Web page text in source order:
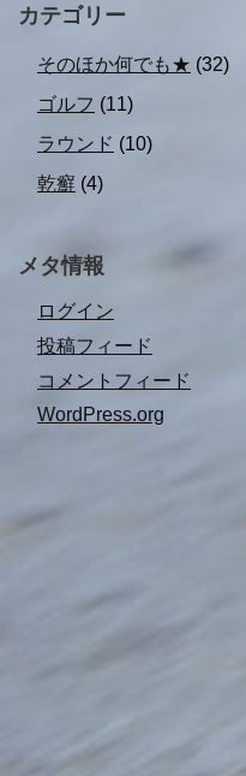
カテゴリー
そのほか何でも★ (32)
ゴルフ (11)
ラウンド (10)
乾癬 (4)
メタ情報
ログイン
投稿フィード
コメントフィード
WordPress.org